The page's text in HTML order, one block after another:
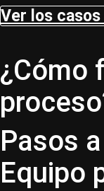
Ver los
¿Cómo
Pasos
Equipo